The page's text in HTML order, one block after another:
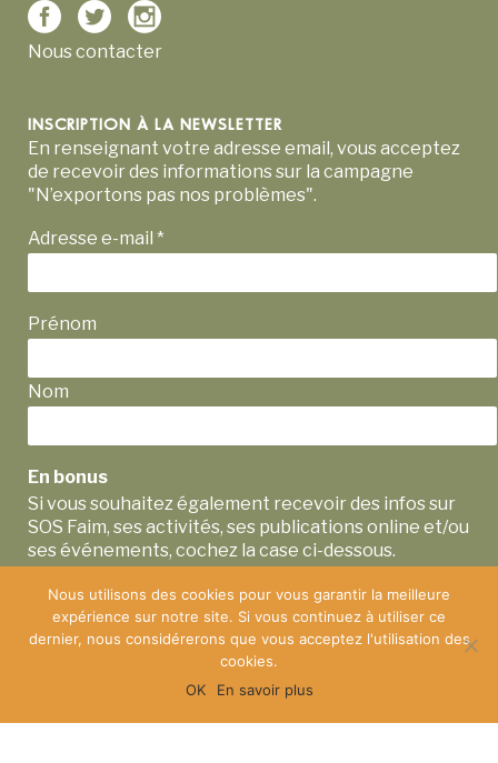
Nous contacter
INSCRIPTION À LA NEWSLETTER
En renseignant votre adresse email, vous acceptez
de recevoir des informations sur la campagne
"N’exportons pas nos problèmes".
Adresse e-mail *
Prénom
Nom
En bonus
Si vous souhaitez également recevoir des infos sur
SOS Faim, ses activités, ses publications online et/ou
ses événements, cochez la case ci-dessous.
Je souhaite être informé.e des activités de SOS
Faim
Vous pouvez vous désinscrire à tout moment à l'aide des liens de
désinscription. Pour plus d'informations concernant notre
politique de confidentialité, veuillez consulter notre site web :
www.sosfaim.be
Nous utilisons des cookies pour vous garantir la meilleure
expérience sur notre site. Si vous continuez à utiliser ce
dernier, nous considérerons que vous acceptez l'utilisation des
cookies.
OK
En savoir plus